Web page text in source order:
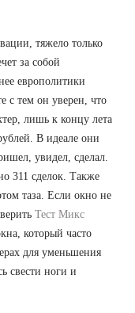
тяжело только
за собой
европолитики
с тем он уверен, что
лишь к концу лета
В идеале они
увидел, сделал.
311 сделок. Также
таза. Если окно не
Тест Микс
который часто
для уменьшения
свести ноги и